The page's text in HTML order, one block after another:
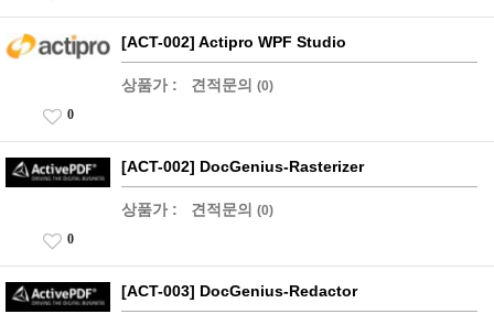
[ACT-002] Actipro WPF Studio
상품가 : 견적문의 (0)
0
[ACT-002] DocGenius-Rasterizer
상품가 : 견적문의 (0)
0
[ACT-003] DocGenius-Redactor